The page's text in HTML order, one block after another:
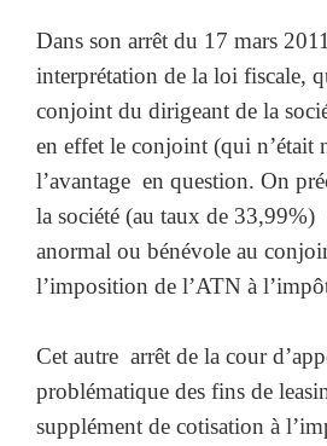
Dans son arrêt du 17 mars
interprétation de la loi fiscale,
conjoint du dirigeant de la
en effet le conjoint (qui n’était
l’avantage en question. On
la société (au taux de 33,99%)
anormal ou bénévole au
l’imposition de l’ATN à
Cet autre arrêt de la cour
problématique des fins de
supplément de cotisation à